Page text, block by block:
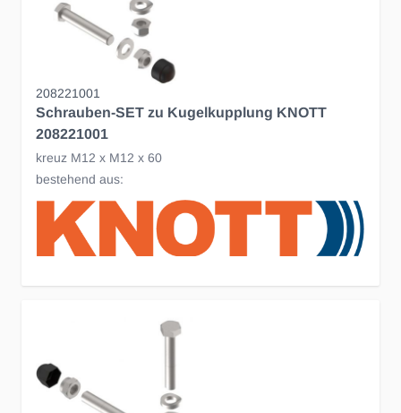
208221001
Schrauben-SET zu Kugelkupplung KNOTT
208221001
kreuz M12 x M12 x 60
bestehend aus: